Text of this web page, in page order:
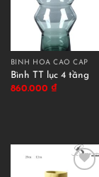
BÌNH HOA CAO CẤP
Bình TT lục 4 tầng
860.000 ₫